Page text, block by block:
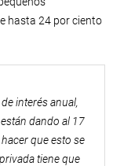
hasta 24 por ciento
interés anual,
dando al 17
que esto se
tiene que